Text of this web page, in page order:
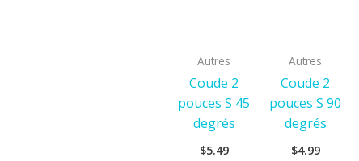
Autres
Coude 2
pouces S 45
degrés
$5.49
Autres
Coude 2
pouces S 90
degrés
$4.99